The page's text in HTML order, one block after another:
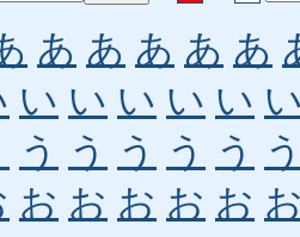
あ あ あ あ あ
い い い い い
う う う う う
お お お お お